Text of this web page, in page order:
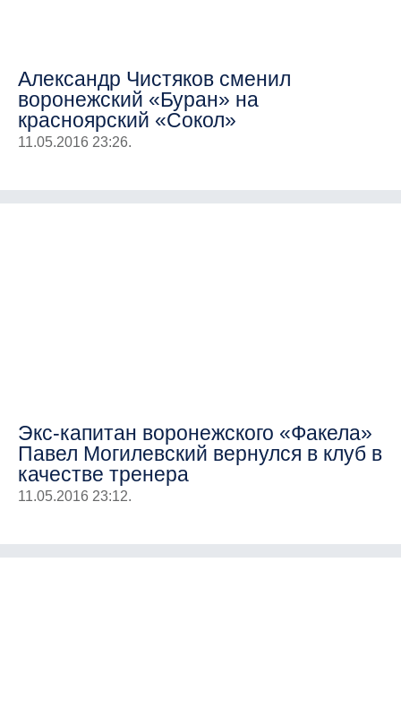
Александр Чистяков сменил
воронежский «Буран» на
красноярский «Сокол»
11.05.2016 23:26.
Экс-капитан воронежского «Факела»
Павел Могилевский вернулся в клуб в
качестве тренера
11.05.2016 23:12.